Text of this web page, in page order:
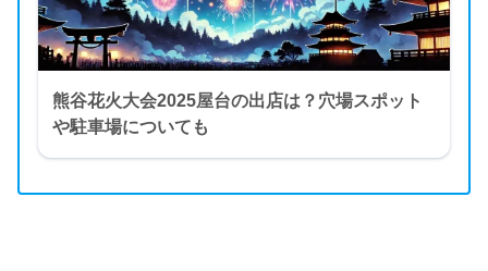
熊谷花火大会2025屋台の出店は？穴場スポット
や駐車場についても